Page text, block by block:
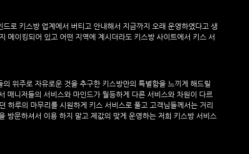
로 키스방 업계에서 버티고 안내해서 지금까지 오래 운영하였다고 생
메이킹되어 있고 어떤 지역에 계시더라도 키스방 사이트에서 키스 서
위주로 자유로운 것을 추구한 키스방만의 특별함을 느끼게 해드릴
매니저들의 서비스와 마인드가 월등하게 다른 서비스와 차원이 다르
하루의 마무리를 시원하게 키스 서비스로 풀고 고객님들께서는 거리
방문하셔서 이용 하지 말고 제값의 맞게 운영하는 저희 키스방 서비스